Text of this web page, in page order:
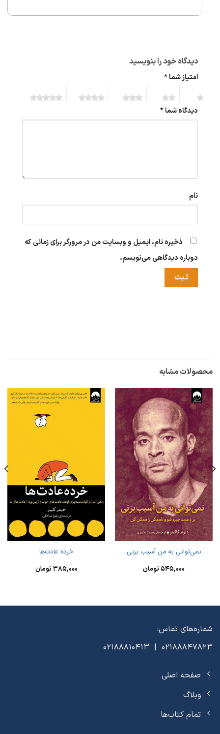
دیدگاه خود را بنویسید
امتیاز شما*
دیدگاه شما*
نام
ذخیره نام، ایمیل و وبسایت من در مرورگر برای زمانی که
دوباره دیدگاهی می‌نویسم.
محصولات مشابه
نمی‌توانی به من آسیب بزنی
۵۴۵,۰۰۰تومان
خرده عادت‌ها
۳۸۵,۰۰۰تومان
شماره‌های تماس:
02188847823 | 02188810413
صفحه اصلی
وبلاگ
تمام کتاب‌ها